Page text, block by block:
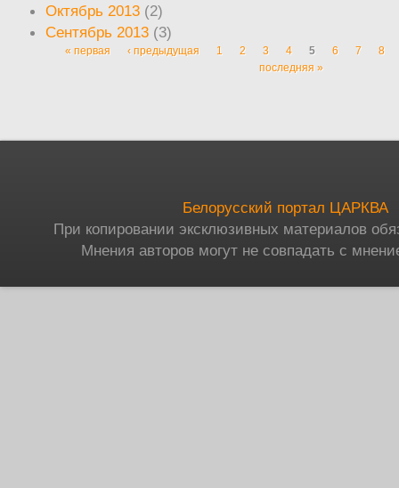
Октябрь 2013 (2)
Сентябрь 2013 (3)
Страницы
« первая ‹ предыдущая 1 2 3 4 5 6 7
8
последняя »
Белорусский портал ЦАРКВА
При копировании эксклюзивных материалов
Мнения авторов могут не совпадать с